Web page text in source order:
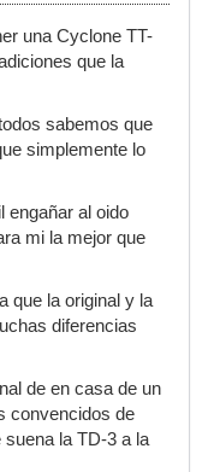
una Cyclone TT-
que la
sabemos que
simplemente lo
engañar al oido
mi la mejor que
que la original y la
diferencias
de en casa de un
convencidos de
la TD-3 a la